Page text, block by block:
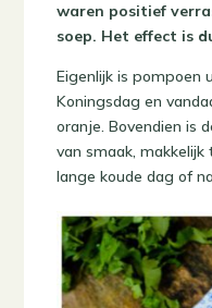
waren positief
soep. Het effect is
Eigenlijk is pompoen
Koningsdag en
oranje. Bovendien is
van smaak,
lange koude dag of